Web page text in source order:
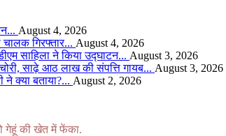
August 4, 2026
गिरफ्तार... August 4, 2026
साहिला ने किया उद्घाटन... August 3, 2026
साढ़े आठ लाख की संपत्ति गायब... August 3, 2026
क्या बताया?... August 2, 2026
गेहूं की खेत में फेंका.